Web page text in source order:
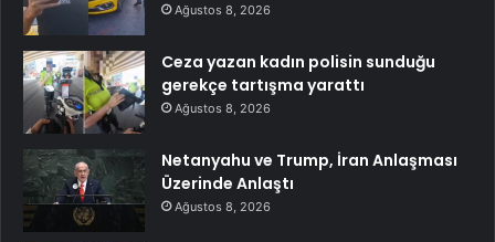
Ağustos 8, 2026
Ceza yazan kadın polisin sunduğu
gerekçe tartışma yarattı
Ağustos 8, 2026
Netanyahu ve Trump, İran Anlaşması
Üzerinde Anlaştı
Ağustos 8, 2026